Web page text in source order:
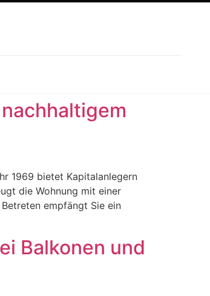
1969 bietet Kapitalanlegern
die Wohnung mit einer
empfängt Sie ein
Balkonen und